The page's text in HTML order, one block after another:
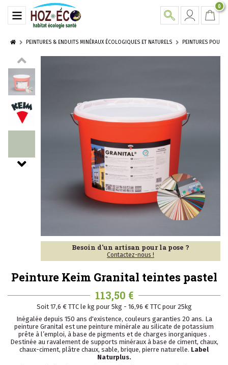
0
PEINTURES & ENDUITS MINÉRAUX ÉCOLOGIQUES ET NATURELS PEINTURES POUR
Besoin d'un artisan pour la pose ?
Contactez-nous !
Peinture Keim Granital teintes pastel
113,50 €
Soit 17,6 € TTC le kg pour 5kg - 16,96 € TTC pour 25kg
Inégalée depuis 150 ans d'existence, couleurs garanties 20 ans. La
peinture Granital est une peinture minérale au silicate de potassium
prête à l’emploi, à base de pigments et de charges inorganiques .
Destinée au ravalement de supports minéraux à base de ciment, chaux,
chaux-ciment, plâtre chaux, sable, brique, pierre naturelle. Label
Naturplus.